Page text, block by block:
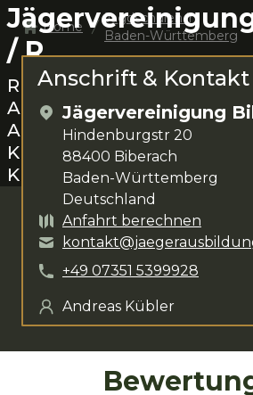
/ R.
Rund um Biberachdas
Andreas Küblersteht dir
Anliegen zur Verfügung.
Kursangebot umfasst
Kurse
.
Home
Jagdschulen in
Baden-Württemberg
Anschrift & Kontakt
Jägervereinigung
Hindenburgstr 20
88400 Biberach
Baden-Württemberg
Deutschland
Anfahrt berechnen
+49 07351 5399928
Andreas Kübler